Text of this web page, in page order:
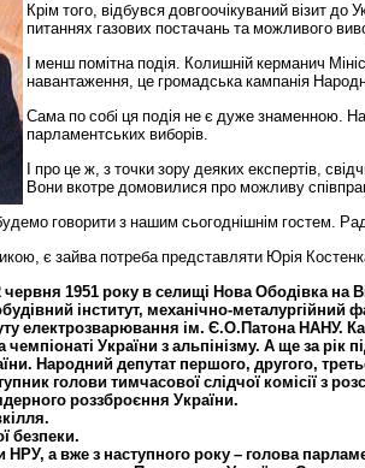
Крім того, відбувся довгоочікуваний візит до
питаннях газових постачань та можливого
менш помітна подія. Колишній керманич
навантаження, це громадська кампанія
Сама по собі ця подія не є дуже знаменною.
парламентських виборів.
про це ж, з точки зору деяких експертів,
Вони вкотре домовилися про можливу
говорити з нашим сьогоднішнім гостем.
, є зайва потреба представляти Юрія
червня 1951 року в селищі Нова Ободівка на
інститут, механічно-металургійний
електрозварювання ім. Є.О. Патона НАНУ.
чемпіонаті України з альпінізму. А ще за рік
. Народний депутат першого, другого,
голови тимчасової слідчої комісії з
роззброєння України.
.
безпеки.
НРУ, а вже з наступного року – голова